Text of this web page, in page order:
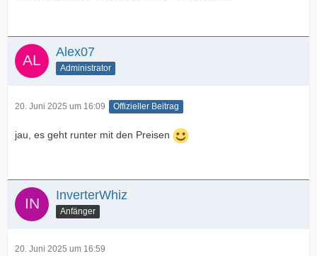
Alex07
Administrator
20. Juni 2025 um 16:09 Offizieller Beitrag
jau, es geht runter mit den Preisen
InverterWhiz
Anfänger
20. Juni 2025 um 16:59